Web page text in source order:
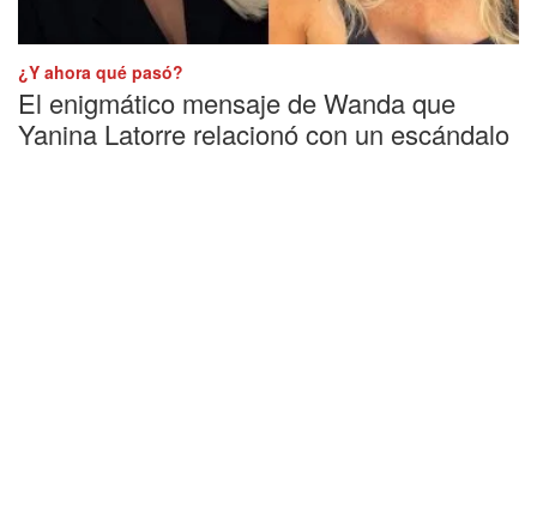
¿Y ahora qué pasó?
El enigmático mensaje de Wanda que
Yanina Latorre relacionó con un escándalo